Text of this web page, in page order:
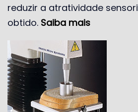
reduzir a atratividade
obtido. Saiba mais